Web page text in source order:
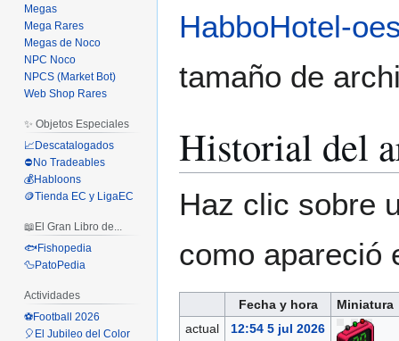
HabboHotel-
tamaño de
Historial del
Haz clic sobre
como apareció
Fecha y hora
Miniatura
actual
12:54 5 jul 2026
Megas
Mega Rares
Megas de Noco
NPC Noco
NPCS (Market Bot)
Web Shop Rares
✨ Objetos Especiales
📈Descatalogados
⛔No Tradeables
💰Habloons
🪙Tienda EC y LigaEC
📖El Gran Libro de...
🐟Fishopedia
🦆PatoPedia
Actividades
⚽Football 2026
🎈El Jubileo del Color